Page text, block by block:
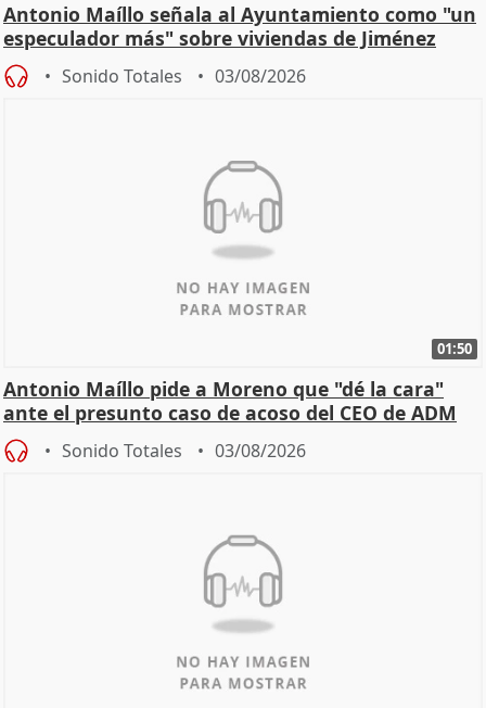
Antonio Maíllo señala al Ayuntamiento como "un
especulador más" sobre viviendas de Jiménez
Becerril
Sonido Totales 03/08/2026
01:50
Antonio Maíllo pide a Moreno que "dé la cara"
ante el presunto caso de acoso del CEO de ADM
Sonido Totales 03/08/2026